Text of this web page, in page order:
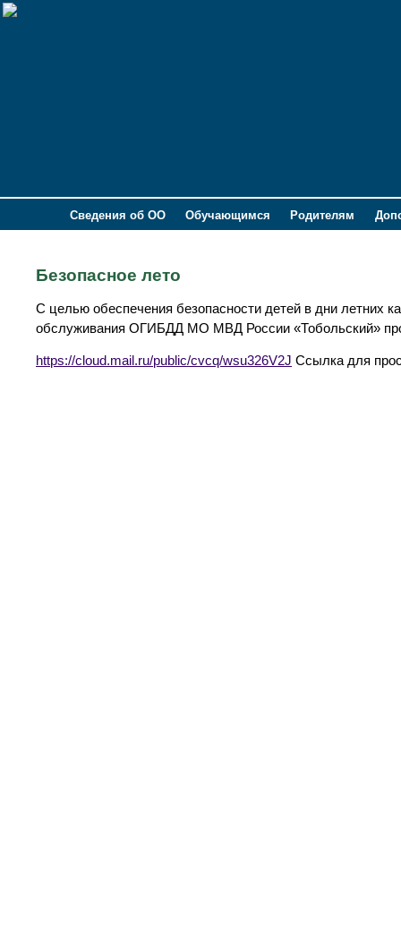
Сведения об ОО Обучающимся Родителям
Безопасное лето
С целью обеспечения безопасности детей в дни летних
обслуживания ОГИБДД МО МВД России «Тобольский»
https://cloud.mail.ru/public/cvcq/wsu326V2J Ссылка для